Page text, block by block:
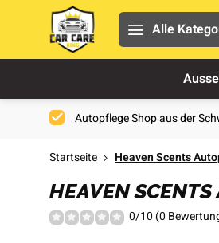
Alle
Autopflege Shop aus der
Startseite Heaven Scents
HEAVEN
0/10 (0